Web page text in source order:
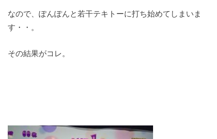
なので、ぽんぽんと若干テキトーに打ち始めてしまいま
す・・。
その結果がコレ。